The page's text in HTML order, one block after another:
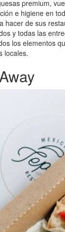
premium,
e higiene en
hacer de sus
y todas las
los elementos
locales.